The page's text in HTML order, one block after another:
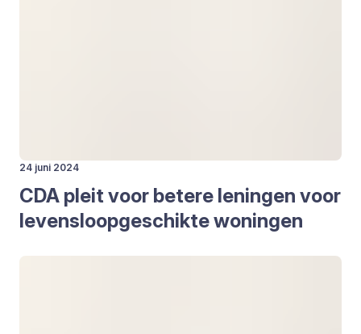
24 juni 2024
CDA pleit voor bete­re lenin­gen voor
levens­loop­ge­schik­te wonin­gen